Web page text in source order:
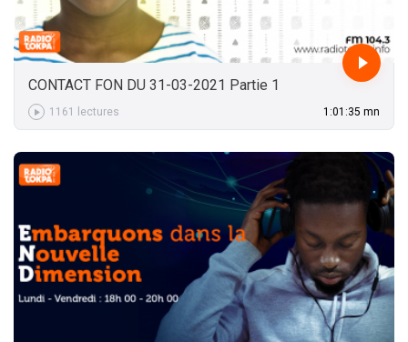
CONTACT FON DU 31-03-2021 Partie 1
1161 lectures
1:01:35 mn